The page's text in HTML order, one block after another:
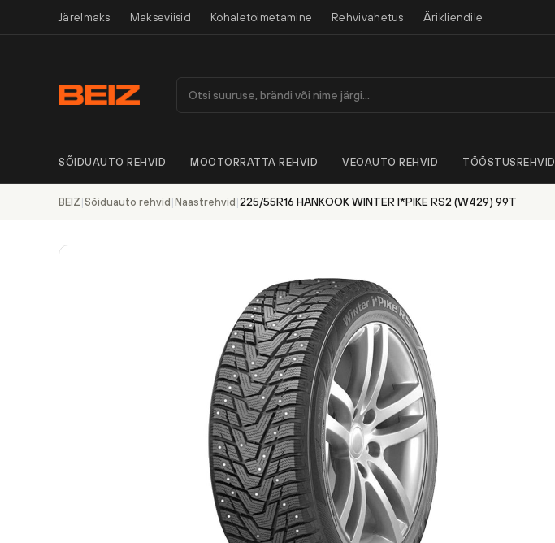
Järelmaks Makseviisid Kohaletoimetamine Rehvivahetus Ärikliendile
SÕIDUAUTO REHVID MOOTORRATTA REHVID VEOAUTO REHVID TÖÖSTUSREHVID
BEIZ | Sõiduauto rehvid | Naastrehvid |225/55R16 HANKOOK WINTER I*PIKE RS2 (W429) 99T